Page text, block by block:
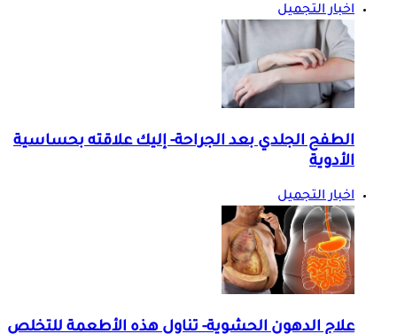
اخبار التجميل
الطفح الجلدي بعد الجراحة- إليك علاقته بحساسية
الأدوية
اخبار التجميل
علاج الدهون الحشوية- تناول هذه الأطعمة للتخلص